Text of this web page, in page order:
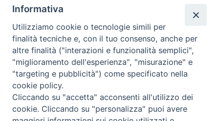
TV 2000
Informativa
Utilizziamo cookie o tecnologie simili per
finalità tecniche e, con il tuo consenso, anche per
altre finalità ("interazioni e funzionalità semplici",
"miglioramento dell'esperienza", "misurazione" e
"targeting e pubblicità") come specificato nella
cookie policy.
Cliccando su "accetta" acconsenti all'utilizzo dei
cookie. Cliccando su "personalizza" puoi avere